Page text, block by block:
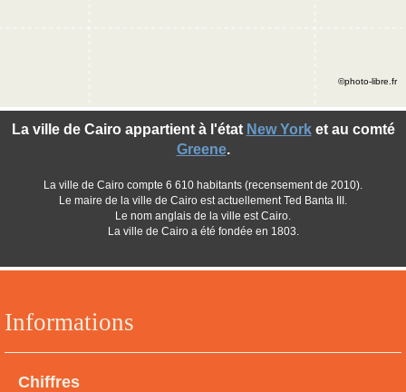
Informations
Chiffres
La ville de Cairo appartient à l'état New Yorket au comté
Greene.
La ville de Cairo compte 6 610 habitants (recensement de 2010).
Le maire de la ville de Cairo est actuellement Ted Banta III.
Le nom anglais de la ville est Cairo.
La ville de Cairo a été fondée en 1803.
©photo-libre.fr